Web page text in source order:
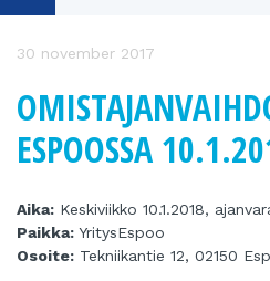
30 november 2017
ESPOOSSA
Aika: Keskiviikko 10.1.2018,
Paikka: YritysEspoo
Osoite: Tekniikantie 12, 02150